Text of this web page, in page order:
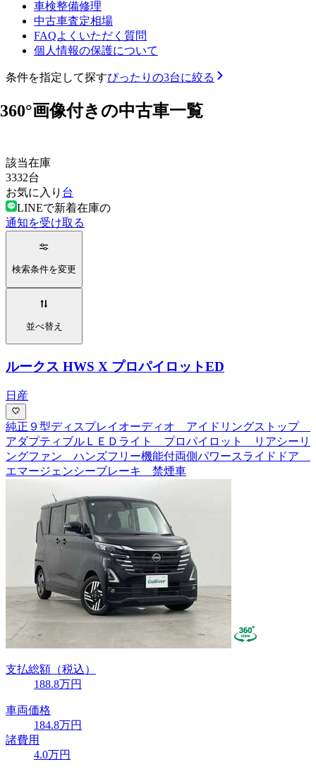
車検整備修理
中古車査定相場
FAQよくいただく質問
個人情報の保護について
条件を指定して探すぴったりの3台に絞る
360°画像付きの中古車一覧
該当在庫
3332台
お気に入り 台
LINEで新着在庫の
通知を受け取る
検索条件を変更
並べ替え
ルークス HWS X プロパイロットED
日産
純正９型ディスプレイオーディオ アイドリングストップ
アダプティブルＬＥＤライト プロパイロット リアシーリ
ングファン ハンズフリー機能付両側パワースライドドア
エマージェンシーブレーキ 禁煙車
支払総額 （税込）
188.8万円
車両価格
184.8万円
諸費用
4.0万円